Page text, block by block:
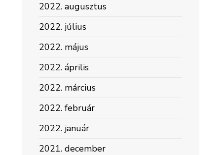
2022. augusztus
2022. július
2022. május
2022. április
2022. március
2022. február
2022. január
2021. december